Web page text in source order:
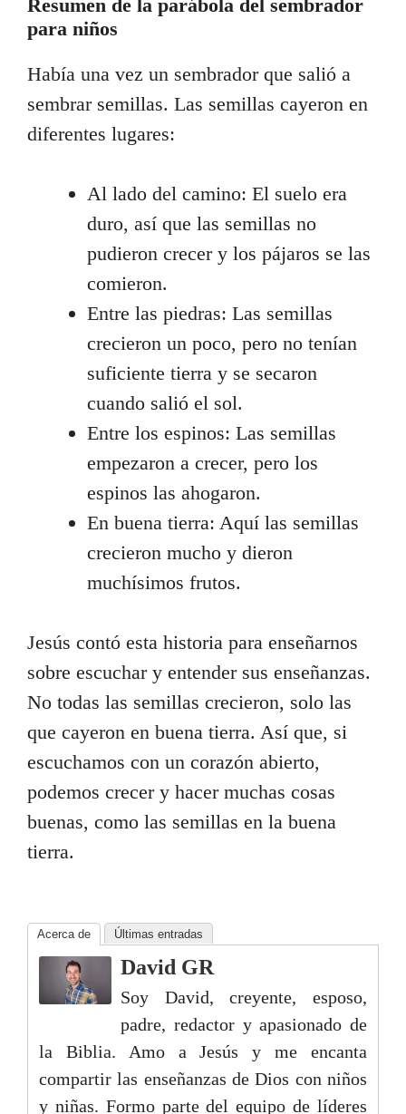
Resumen de la parábola del sembrador
para niños
Había una vez un sembrador que salió a
sembrar semillas. Las semillas cayeron en
diferentes lugares:
Al lado del camino: El suelo era
duro, así que las semillas no
pudieron crecer y los pájaros se las
comieron.
Entre las piedras: Las semillas
crecieron un poco, pero no tenían
suficiente tierra y se secaron
cuando salió el sol.
Entre los espinos: Las semillas
empezaron a crecer, pero los
espinos las ahogaron.
En buena tierra: Aquí las semillas
crecieron mucho y dieron
muchísimos frutos.
Jesús contó esta historia para enseñarnos
sobre escuchar y entender sus enseñanzas.
No todas las semillas crecieron, solo las
que cayeron en buena tierra. Así que, si
escuchamos con un corazón abierto,
podemos crecer y hacer muchas cosas
buenas, como las semillas en la buena
tierra.
Acerca de Últimas entradas
David GR
Soy David, creyente, esposo,
padre, redactor y apasionado de
la Biblia. Amo a Jesús y me encanta
compartir las enseñanzas de Dios con niños
y niñas. Formo parte del equipo de líderes